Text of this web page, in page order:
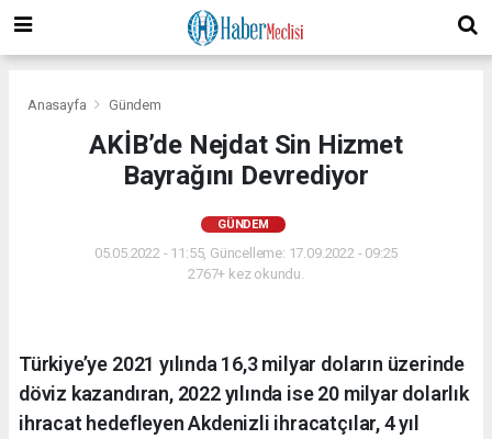
Anasayfa Gündem
AKİB’de Nejdat Sin Hizmet
Bayrağını Devrediyor
GÜNDEM
05.05.2022 - 11:55, Güncelleme: 17.09.2022 - 09:25
2767+ kez okundu.
Türkiye’ye 2021 yılında 16,3 milyar doların üzerinde
döviz kazandıran, 2022 yılında ise 20 milyar dolarlık
ihracat hedefleyen Akdenizli ihracatçılar, 4 yıl